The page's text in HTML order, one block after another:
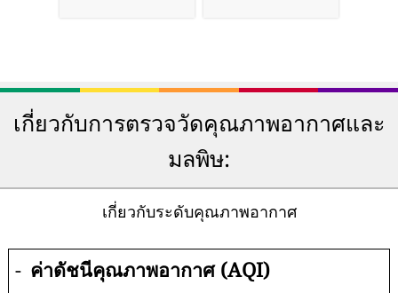
เกี่ยวกับการตรวจวัดคุณภาพอากาศและ
มลพิษ:
เกี่ยวกับระดับคุณภาพอากาศ
- ค่าดัชนีคุณภาพอากาศ (AQI)